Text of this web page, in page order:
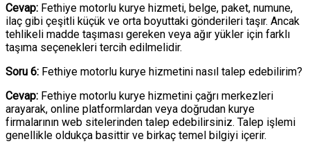
Cevap: Fethiye motorlu kurye hizmeti, belge, paket, numune,
ilaç gibi çeşitli küçük ve orta boyuttaki gönderileri taşır. Ancak
tehlikeli madde taşıması gereken veya ağır yükler için farklı
taşıma seçenekleri tercih edilmelidir.
Soru 6: Fethiye motorlu kurye hizmetini nasıl talep edebilirim?
Cevap: Fethiye motorlu kurye hizmetini çağrı merkezleri
arayarak, online platformlardan veya doğrudan kurye
firmalarının web sitelerinden talep edebilirsiniz. Talep işlemi
genellikle oldukça basittir ve birkaç temel bilgiyi içerir.